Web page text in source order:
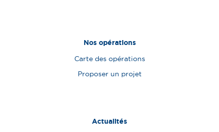
Nos opérations
Carte des opérations
Proposer un projet
Actualités